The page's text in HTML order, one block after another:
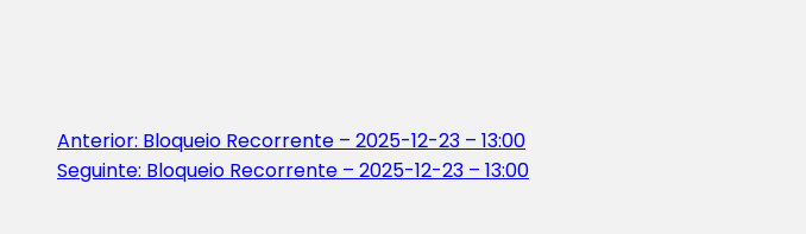
Beach Tennis
Navegação
de
Anterior: Bloqueio Recorrente – 2025-12-23 – 13:00
Seguinte: Bloqueio Recorrente – 2025-12-23 – 13:00